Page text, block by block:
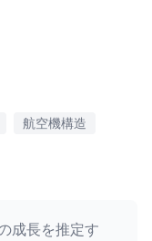
航空機構造
成長を推定す